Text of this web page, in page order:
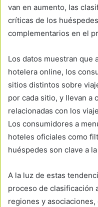
van en aumento, las
críticas de los
complementarios en el
Los datos muestran que
hotelera online, los
sitios distintos sobre
por cada sitio, y llevan a
relacionadas con los
Los consumidores a
hoteles oficiales como
huéspedes son clave a
A la luz de estas
proceso de clasificación
regiones y